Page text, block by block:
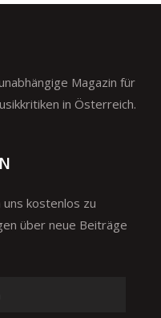
Magazin für
in Österreich.
uns kostenlos zu
über neue Beiträge